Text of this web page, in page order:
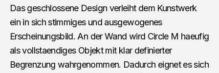
Das geschlossene Design verleiht dem Kunstwerk
ein in sich stimmiges und ausgewogenes
Erscheinungsbild. An der Wand wird Circle M haeufig
als vollstaendiges Objekt mit klar definierter
Begrenzung wahrgenommen. Dadurch eignet es sich